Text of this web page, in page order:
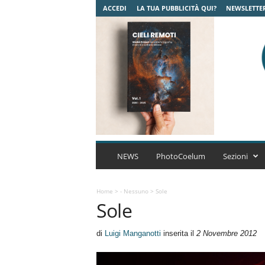
ACCEDI LA TUA PUBBLICITÀ QUI?
C
r
NEWS PhotoCoelum Sezioni
Home > - Nessuno> Sole
Sole
di Luigi Manganotti inserita il 2 Novembre 2012